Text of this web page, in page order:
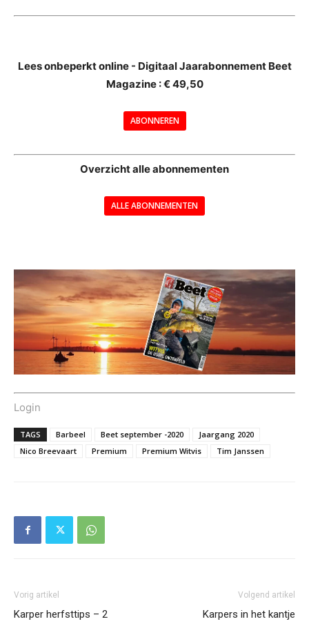
Lees onbeperkt online - Digitaal Jaarabonnement Beet
Magazine : € 49,50
ABONNEREN
Overzicht alle abonnementen
ALLE ABONNEMENTEN
Login
TAGS Barbeel Beet september -2020
Jaargang 2020
Nico Breevaart
Premium Premium Witvis Tim Janssen
Vorig artikel
Karper herfsttips – 2
Volgend artikel
Karpers in het kantje